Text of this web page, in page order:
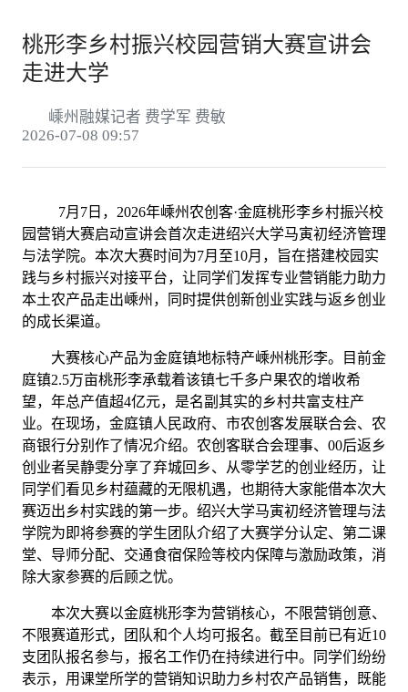
桃形李乡村振兴校园营销大赛宣讲会
走进大学
嵊州融媒记者 费学军 费敏
2026-07-08 09:57
7月7日，2026年嵊州农创客·金庭桃形李乡村振兴校
园营销大赛启动宣讲会首次走进绍兴大学马寅初经济管理
与法学院。本次大赛时间为7月至10月，旨在搭建校园实
践与乡村振兴对接平台，让同学们发挥专业营销能力助力
本土农产品走出嵊州，同时提供创新创业实践与返乡创业
的成长渠道。
大赛核心产品为金庭镇地标特产嵊州桃形李。目前金
庭镇2.5万亩桃形李承载着该镇七千多户果农的增收希
望，年总产值超4亿元，是名副其实的乡村共富支柱产
业。在现场，金庭镇人民政府、市农创客发展联合会、农
商银行分别作了情况介绍。农创客联合会理事、00后返乡
创业者吴静雯分享了弃城回乡、从零学艺的创业经历，让
同学们看见乡村蕴藏的无限机遇，也期待大家能借本次大
赛迈出乡村实践的第一步。绍兴大学马寅初经济管理与法
学院为即将参赛的学生团队介绍了大赛学分认定、第二课
堂、导师分配、交通食宿保险等校内保障与激励政策，消
除大家参赛的后顾之忧。
本次大赛以金庭桃形李为营销核心，不限营销创意、
不限赛道形式，团队和个人均可报名。截至目前已有近10
支团队报名参与，报名工作仍在持续进行中。同学们纷纷
表示，用课堂所学的营销知识助力乡村农产品销售，既能